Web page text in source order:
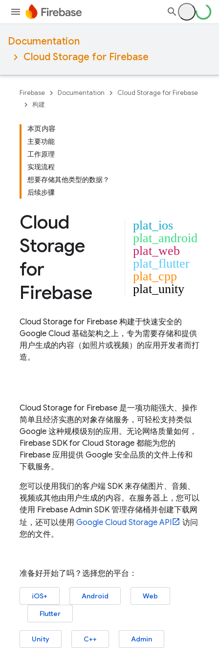
Documentation
Cloud Storage for Firebase
Firebase Documentation
Cloud Storage for Firebase
构建
本页内容
主要功能
工作原理
实现流程
想要存储其他类型的数据？
后续步骤
Cloud
Storage
for
Firebase
plat_ios
plat_android
plat_web
plat_flutter
plat_cpp
plat_unity
Cloud Storage for Firebase 构建于快速安全的
Google Cloud 基础架构之上，专为需要存储和提供
用户生成的内容（如照片或视频）的应用开发者而打
造。
Cloud Storage for Firebase 是一项功能强大、操作
简单且经济实惠的对象存储服务，可轻松支持类似
Google 这种规模级别的应用。无论网络质量如何，
Firebase SDK for Cloud Storage 都能为您的
Firebase 应用提供 Google 安全品质的文件上传和
下载服务。
您可以使用我们的客户端 SDK 来存储图片、音频、
视频或其他由用户生成的内容。在服务器上，您可以
使用 Firebase Admin SDK 管理存储桶并创建下载网
址，还可以使用 Google Cloud Storage API
访问
您的文件。
准备好开始了吗？选择您的平台：
iOS+ Android
Web
Flutter
Unity C++ Admin